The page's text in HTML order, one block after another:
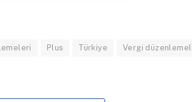
Plus Türkiye Vergi